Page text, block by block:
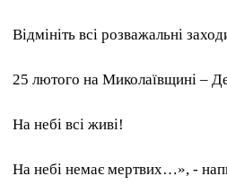
Відмініть всі розважальні
25 лютого на Миколаївщині –
На небі всі живі!
На небі немає мертвих…», -